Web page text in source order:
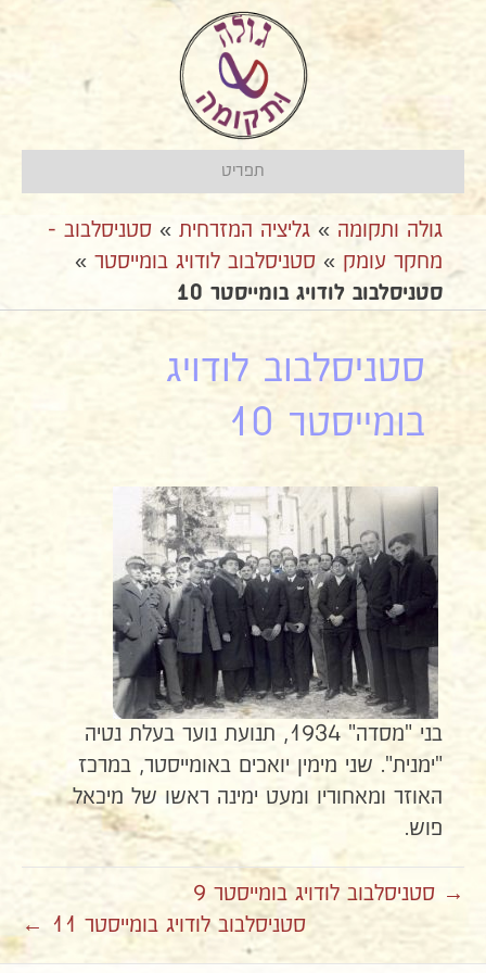
תפריט
גולה ותקומה » גליציה המזרחית » סטניסלבוב -
מחקר עומק » סטניסלבוב לודויג בומייסטר »
סטניסלבוב לודויג בומייסטר 10
סטניסלבוב לודויג
בומייסטר 10
בני "מסדה" 1934, תנועת נוער בעלת נטיה
"ימנית". שני מימין יואכים באומייסטר, במרכז
האוזר ומאחוריו ומעט ימינה ראשו של מיכאל
פוש.
→ סטניסלבוב לודויג בומייסטר 9
סטניסלבוב לודויג בומייסטר 11 ←